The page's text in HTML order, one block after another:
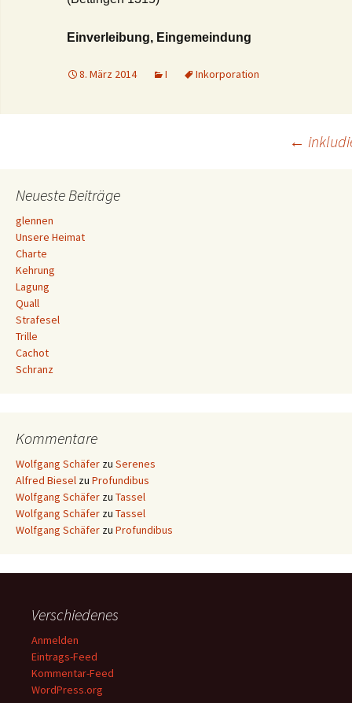
Einverleibung, Eingemeindung
8. März 2014 I Inkorporation
Navigation
←
Neueste Beiträge
glennen
Unsere Heimat
Charte
Kehrung
Lagung
Quall
Strafesel
Trille
Cachot
Schranz
Kommentare
Wolfgang Schäfer zu Serenes
Alfred Biesel zu Profundibus
Wolfgang Schäfer zu Tassel
Wolfgang Schäfer zu Tassel
Wolfgang Schäfer zu Profundibus
Verschiedenes
Anmelden
Eintrags-Feed
Kommentar-Feed
WordPress.org